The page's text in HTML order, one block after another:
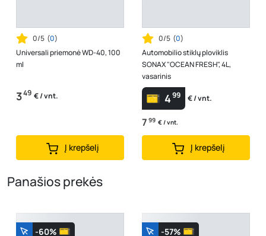
0/5 (0)
Universali priemonė WD-40, 100
ml
349 € / vnt.
Į krepšelį
0/5 (0)
Automobilio stiklų ploviklis
SONAX "OCEAN FRESH", 4L,
vasarinis
499 € / vnt.
7 99 € / vnt.
Į krepšelį
Panašios prekės
-60% -57%